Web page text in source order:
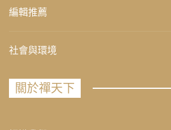
編輯推薦
社會與環境
關於禪天下